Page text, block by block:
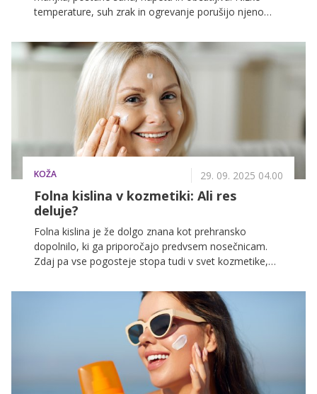
temperature, suh zrak in ogrevanje porušijo njeno
več. Prav zato v tem obdobju pogosteje posegamo
po rešitvah, ki koži pomagajo ohraniti udobje in zdrav
KOŽA 29. 09. 2025 04.00
Folna kislina v kozmetiki: Ali res
deluje?
Folna kislina je že dolgo znana kot prehransko
dopolnilo, ki ga priporočajo predvsem nosečnicam.
Zdaj pa vse pogosteje stopa tudi v svet kozmetike,
le za modni trend ali za obetavno sestavino, ki
resnično koristi koži, razkriva dermatovenerologinja
dr. Vesna Tlaker, dr. med.